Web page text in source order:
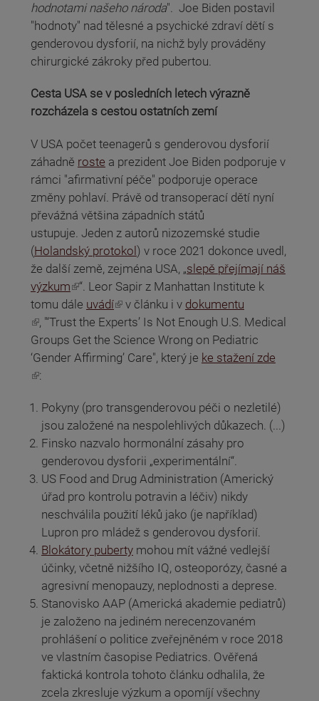
hodnotami našeho národa". Joe Biden postavil
"hodnoty" nad tělesné a psychické zdraví dětí s
genderovou dysforií, na nichž byly prováděny
chirurgické zákroky před pubertou.
Cesta USA se v posledních letech výrazně
rozcházela s cestou ostatních zemí
V USA počet teenagerů s genderovou dysforií
záhadně roste a prezident Joe Biden podporuje v
rámci "afirmativní péče" podporuje operace
změny pohlaví. Právě od transoperací dětí nyní
převážná většina západních států
ustupuje. Jeden z autorů nizozemské studie
(Holandský protokol) v roce 2021 dokonce uvedl,
že další země, zejména USA, „slepě přejímají náš
výzkum
(odkaz je externí)“. Leor Sapir z Manhattan Institute k
tomu dále uvádí
(odkaz je externí) v článku i v dokumentu
(odkaz je externí)
, "‘Trust the Experts’ Is Not Enough U.S. Medical
Groups Get the Science Wrong on Pediatric
‘Gender Affirming’ Care", který je ke stažení zde
(odkaz je externí)
:
Pokyny (pro transgenderovou péči o nezletilé)
jsou založené na nespolehlivých důkazech. (...)
Finsko nazvalo hormonální zásahy pro
genderovou dysforii „experimentální“.
US Food and Drug Administration (Americký
úřad pro kontrolu potravin a léčiv) nikdy
neschválila použití léků jako (je například)
Lupron pro mládež s genderovou dysforií.
Blokátory puberty mohou mít vážné vedlejší
účinky, včetně nižšího IQ, osteoporózy, časné a
agresivní menopauzy, neplodnosti a deprese.
Stanovisko AAP (Americká akademie pediatrů)
je založeno na jediném nerecenzovaném
prohlášení o politice zveřejněném v roce 2018
ve vlastním časopise Pediatrics. Ověřená
faktická kontrola tohoto článku odhalila, že
zcela zkresluje výzkum a opomíjí všechny